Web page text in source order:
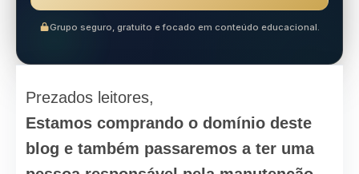
Grupo seguro, gratuito e focado em conteúdo educacional.
Prezados leitores,
Estamos comprando o domínio deste
blog e também passaremos a ter uma